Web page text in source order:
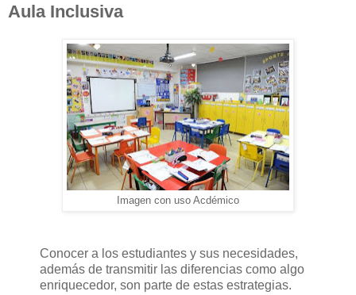
Aula Inclusiva
Imagen con uso Acdémico
Conocer a los estudiantes y sus necesidades,
además de transmitir las diferencias como algo
enriquecedor, son parte de estas estrategias.